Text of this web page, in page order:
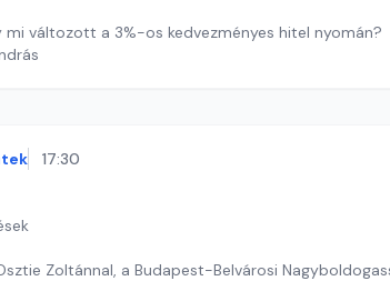
mi változott a 3%-os kedvezményes hitel nyomán?
17:30
Zoltánnal, a Budapest-Belvárosi